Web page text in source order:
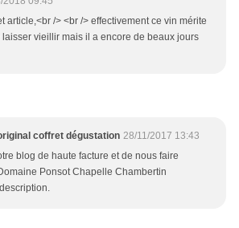
article,<br /> <br /> effectivement ce vin mérite
vieillir mais il a encore de beaux jours
coffret dégustation 28/11/2017 13:43
blog de haute facture et de nous faire
Ponsot Chapelle Chambertin